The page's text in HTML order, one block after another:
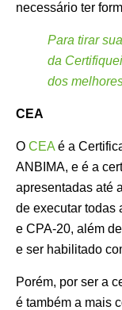
necessário ter
Para tirar
da
dos
CEA
O CEA é a
ANBIMA, e é a
apresentadas até
de executar todas
e CPA-20, além
e ser habilitado
Porém, por ser a
é também a mais